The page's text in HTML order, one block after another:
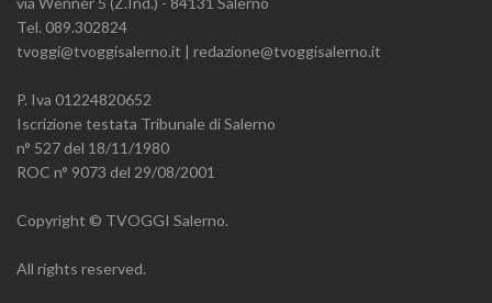
Tel. 089.302824
tvoggi@tvoggisalerno.it | redazione@tvoggisalerno.it
P. Iva 01224820652
Iscrizione testata Tribunale di Salerno
n° 527 del 18/11/1980
ROC n° 9073 del 29/08/2001
Copyright © TVOGGI Salerno.
All rights reserved.